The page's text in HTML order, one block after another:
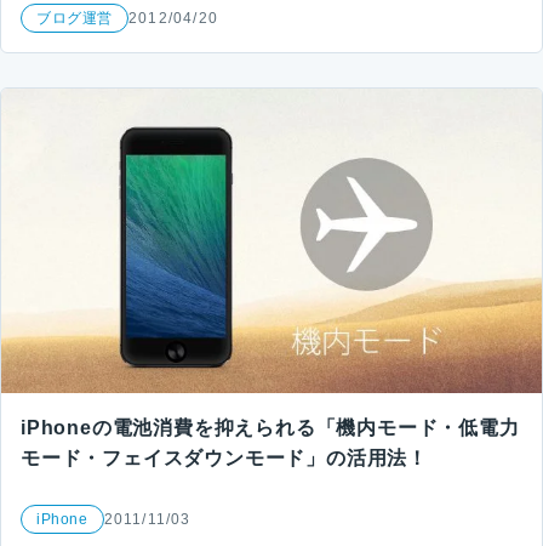
ブログ運営 2012/04/20
iPhoneの電池消費を抑えられる「機内モード・低電力
モード・フェイスダウンモード」の活用法！
iPhone 2011/11/03